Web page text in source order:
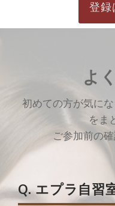
登録
よ
初めての方が気に
をま
ご参加前の
Q. エプラ自習